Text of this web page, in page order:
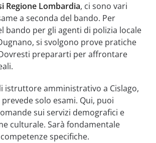
Regione Lombardia, ci sono vari
a seconda del bando. Per
bando per gli agenti di polizia locale
si svolgono prove pratiche
prepararti per affrontare
istruttore amministrativo a Cislago,
solo esami. Qui, puoi
sui servizi demografici e
culturale. Sarà fondamentale
specifiche.